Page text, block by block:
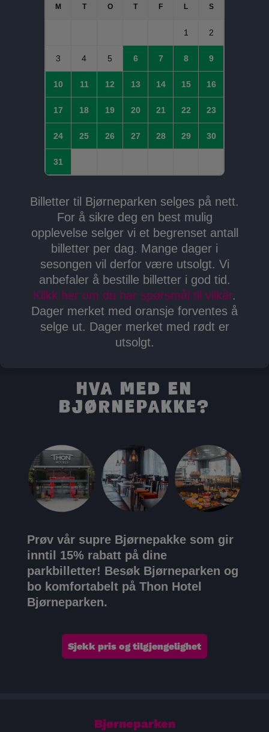
1 2
3 4 5 6 7 8 9
10 11 12 13 14 15 16
17 18 19 20 21 22 23
24 25 26 27 28 29 30
31
Billetter til Bjørneparken selges på nett.
For å sikre deg en best mulig
opplevelse selger vi et begrenset antall
billetter per dag. Mange dager i
sesongen vil derfor være utsolgt. Vi
anbefaler å bestille billetter i god tid.
Klikk her om du har spørsmål til vilkår.
Dager merket med oransje forventes å
selge ut. Dager merket med rødt er
utsolgt.
Hva med en
Bjørnepakke?
Prøv vår supre Bjørnepakke som gir
inntil 15% rabatt på dine
parkbilletter! Besøk Bjørneparken og
bo komfortabelt på Thon Hotel
Bjørneparken.
Sjekk pris og tilgjengelighet
Bjørneparken